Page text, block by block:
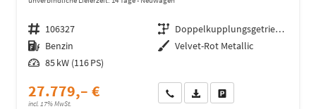
Fahrzeugnr. 106327 Getriebe
Doppelkupplungsgetriebe (DSG)
Kraftstoff Benzin Außenfarbe Velvet-Rot Metallic
Leistung 85 kW (116 PS)
27.779,– €
incl. 17% MwSt.
Wir rufen Sie anFahrzeugexposé (PDF)